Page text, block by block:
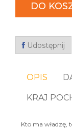
DO
Udostępnij
OPIS
KRAJ
Kto ma władzę,